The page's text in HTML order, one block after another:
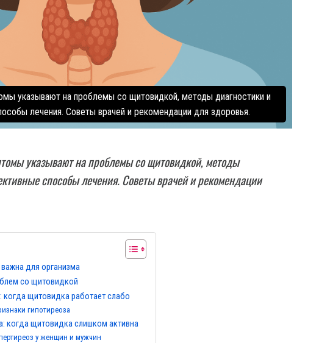
указывают на проблемы со щитовидкой, методы диагностики и
лечения. Советы врачей и рекомендации для здоровья.
указывают на проблемы со щитовидкой, методы
способы лечения. Советы врачей и рекомендации
для организма
со щитовидкой
когда щитовидка работает слабо
гипотиреоза
когда щитовидка слишком активна
у женщин и мужчин